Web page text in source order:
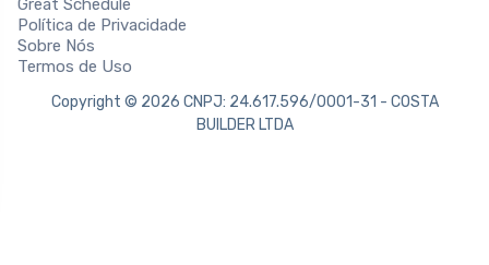
Great Schedule
Política de Privacidade
Sobre Nós
Termos de Uso
Copyright © 2026 CNPJ: 24.617.596/0001-31 - COSTA
BUILDER LTDA